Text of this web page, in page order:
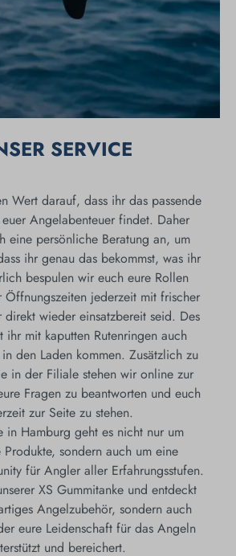
SERVICE
Wert darauf, dass ihr das passende
Angelabenteuer findet. Daher
eine persönliche Beratung an, um
ihr genau das bekommst, was ihr
bespulen wir euch eure Rollen
Öffnungszeiten jederzeit mit frischer
direkt wieder einsatzbereit seid. Des
ihr mit kaputten Rutenringen auch
den Laden kommen. Zusätzlich zu
in der Filiale stehen wir online zur
Fragen zu beantworten und euch
zur Seite zu stehen.
in Hamburg geht es nicht nur um
sondern auch um eine
für Angler aller Erfahrungsstufen.
XS Gummitanke und entdeckt
Angelzubehör, sondern auch
eure Leidenschaft für das Angeln
und bereichert.